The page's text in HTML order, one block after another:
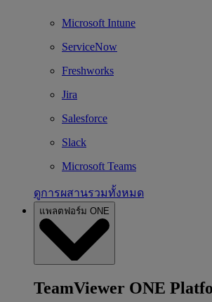
Microsoft Intune
ServiceNow
Freshworks
Jira
Salesforce
Slack
Microsoft Teams
ดูการผสานรวมทั้งหมด
แพลตฟอร์ม ONE
TeamViewer ONE